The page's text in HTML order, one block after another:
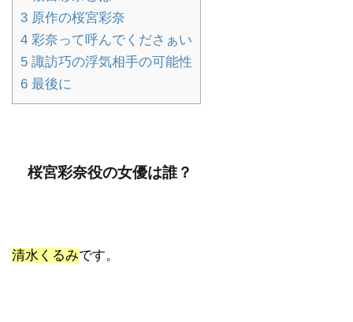
3 原作の桜宮彩奈
4 彩奈って呼んでくださぁい
5 諏訪巧の浮気相手の可能性
6 最後に
桜宮彩奈役の女優は誰？
清水くるみです。